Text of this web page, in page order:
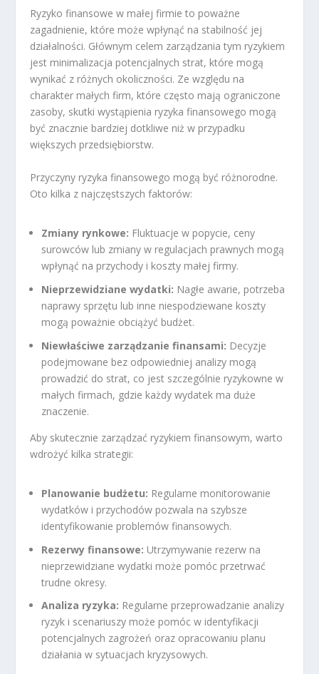
Ryzyko finansowe w małej firmie to poważne
zagadnienie, które może wpłynąć na stabilność jej
działalności. Głównym celem zarządzania tym ryzykiem
jest minimalizacja potencjalnych strat, które mogą
wynikać z różnych okoliczności. Ze względu na
charakter małych firm, które często mają ograniczone
zasoby, skutki wystąpienia ryzyka finansowego mogą
być znacznie bardziej dotkliwe niż w przypadku
większych przedsiębiorstw.
Przyczyny ryzyka finansowego mogą być różnorodne.
Oto kilka z najczęstszych faktorów:
Zmiany rynkowe: Fluktuacje w popycie, ceny
surowców lub zmiany w regulacjach prawnych mogą
wpłynąć na przychody i koszty małej firmy.
Nieprzewidziane wydatki: Nagłe awarie, potrzeba
naprawy sprzętu lub inne niespodziewane koszty
mogą poważnie obciążyć budżet.
Niewłaściwe zarządzanie finansami: Decyzje
podejmowane bez odpowiedniej analizy mogą
prowadzić do strat, co jest szczególnie ryzykowne w
małych firmach, gdzie każdy wydatek ma duże
znaczenie.
Aby skutecznie zarządzać ryzykiem finansowym, warto
wdrożyć kilka strategii:
Planowanie budżetu: Regularne monitorowanie
wydatków i przychodów pozwala na szybsze
identyfikowanie problemów finansowych.
Rezerwy finansowe: Utrzymywanie rezerw na
nieprzewidziane wydatki może pomóc przetrwać
trudne okresy.
Analiza ryzyka: Regularne przeprowadzanie analizy
ryzyk i scenariuszy może pomóc w identyfikacji
potencjalnych zagrożeń oraz opracowaniu planu
działania w sytuacjach kryzysowych.